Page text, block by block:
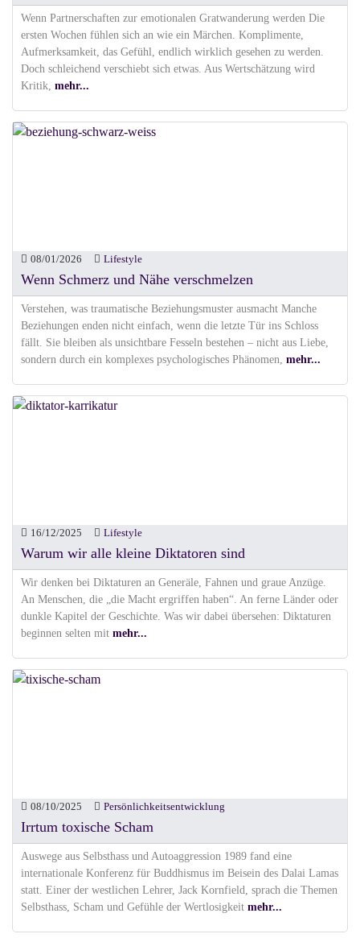
Wenn Partnerschaften zur emotionalen Gratwanderung werden Die
ersten Wochen fühlen sich an wie ein Märchen. Komplimente,
Aufmerksamkeit, das Gefühl, endlich wirklich gesehen zu werden.
Doch schleichend verschiebt sich etwas. Aus Wertschätzung wird
Kritik, mehr...
08/01/2026 Lifestyle
Wenn Schmerz und Nähe verschmelzen
Verstehen, was traumatische Beziehungsmuster ausmacht Manche
Beziehungen enden nicht einfach, wenn die letzte Tür ins Schloss
fällt. Sie bleiben als unsichtbare Fesseln bestehen – nicht aus Liebe,
sondern durch ein komplexes psychologisches Phänomen, mehr...
16/12/2025 Lifestyle
Warum wir alle kleine Diktatoren sind
Wir denken bei Diktaturen an Generäle, Fahnen und graue Anzüge.
An Menschen, die „die Macht ergriffen haben“. An ferne Länder oder
dunkle Kapitel der Geschichte. Was wir dabei übersehen: Diktaturen
beginnen selten mit mehr...
08/10/2025 Persönlichkeitsentwicklung
Irrtum toxische Scham
Auswege aus Selbsthass und Autoaggression 1989 fand eine
internationale Konferenz für Buddhismus im Beisein des Dalai Lamas
statt. Einer der westlichen Lehrer, Jack Kornfield, sprach die Themen
Selbsthass, Scham und Gefühle der Wertlosigkeit mehr...